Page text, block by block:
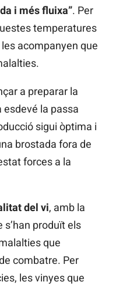
i més fluixa”. Per
temperatures
acompanyen que
a preparar la
esdevé la passa
sigui òptima i
brostada fora de
forces a la
del vi, amb la
produït els
que
combatre. Per
les vinyes que